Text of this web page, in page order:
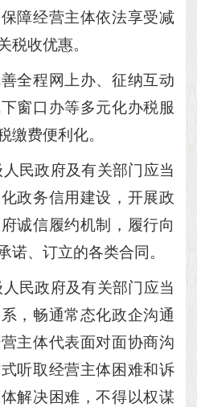
障经营主体依法享受减
税收优惠。
程网上办、征纳互动
窗口办等多元化办税服
缴费便利化。
人民政府及有关部门应当
政务信用建设，开展政
诚信履约机制，履行向
诺、订立的各类合同。
人民政府及有关部门应当
，畅通常态化政企沟通
主体代表面对面协商沟
听取经营主体困难和诉
解决困难，不得以权谋